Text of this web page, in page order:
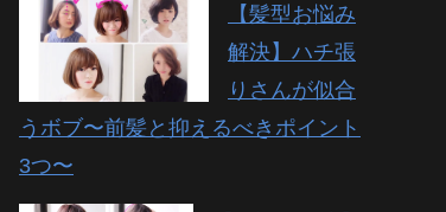
【髪型お悩み
解決】ハチ張
りさんが似合
うボブ〜前髪と抑えるべきポイント
3つ〜